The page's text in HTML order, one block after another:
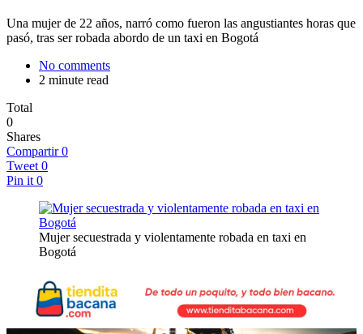
Una mujer de 22 años, narró como fueron las angustiantes horas que
pasó, tras ser robada abordo de un taxi en Bogotá
No comments
2 minute read
Total
0
Shares
Compartir 0
Tweet 0
Pin it 0
Mujer secuestrada y violentamente robada en taxi en
Bogotá